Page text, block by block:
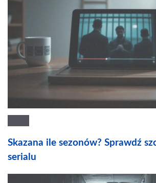
Skazana ile sezonów? Sprawdź
serialu